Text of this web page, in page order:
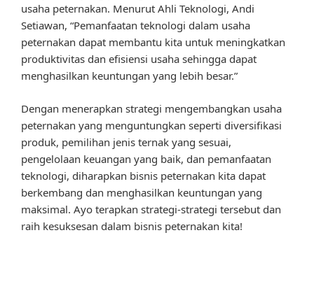
usaha peternakan. Menurut Ahli Teknologi, Andi
Setiawan, “Pemanfaatan teknologi dalam usaha
peternakan dapat membantu kita untuk meningkatkan
produktivitas dan efisiensi usaha sehingga dapat
menghasilkan keuntungan yang lebih besar.”
Dengan menerapkan strategi mengembangkan usaha
peternakan yang menguntungkan seperti diversifikasi
produk, pemilihan jenis ternak yang sesuai,
pengelolaan keuangan yang baik, dan pemanfaatan
teknologi, diharapkan bisnis peternakan kita dapat
berkembang dan menghasilkan keuntungan yang
maksimal. Ayo terapkan strategi-strategi tersebut dan
raih kesuksesan dalam bisnis peternakan kita!